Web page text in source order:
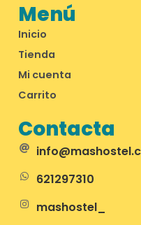
Menú
Inicio
Tienda
Mi cuenta
Carrito
Contacta
621297310
mashostel_